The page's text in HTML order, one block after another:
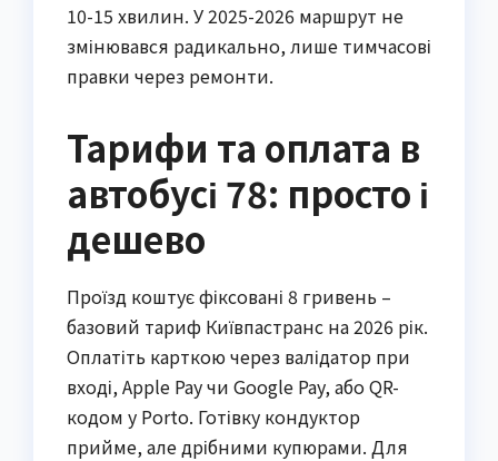
10-15 хвилин. У 2025-2026 маршрут не
змінювався радикально, лише тимчасові
правки через ремонти.
Тарифи та оплата в
автобусі 78: просто і
дешево
Проїзд коштує фіксовані 8 гривень –
базовий тариф Київпастранс на 2026 рік.
Оплатіть карткою через валідатор при
вході, Apple Pay чи Google Pay, або QR-
кодом у Porto. Готівку кондуктор
прийме, але дрібними купюрами. Для